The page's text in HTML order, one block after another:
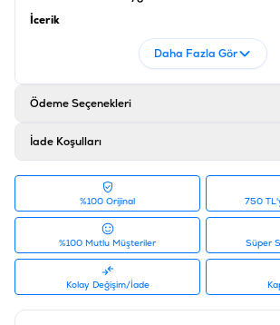
İçerik
Tavuk fileto (%52), mısır nişastası, buğday unu,
balığı, kalsiyum karbonat (%2,25), gliserol,
Analiz
Protein %21, yağ içeriği %2, ham lif %0,3, ham
Barkod
:
4048422152781
Tedarikçi Ürün Kodu
Daha Fazla Gör
Ödeme Seçenekleri
İade Koşulları
%100 Orijinal 750
%100 Mutlu Müşteriler Süper
Kolay Değişim/İade